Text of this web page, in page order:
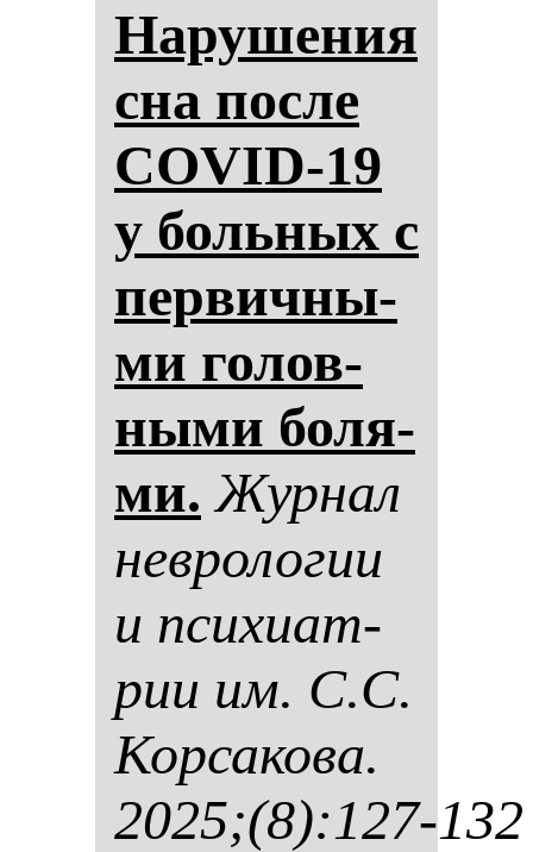
На­ру­ше­ния
сна пос­ле
COVID-19
у боль­ных с
пер­вич­ны­
ми го­лов­
ны­ми бо­ля­
ми. Жур­нал
нев­ро­ло­гии
и пси­хи­ат­
рии им. С.С.
Кор­са­ко­ва.
2025;(8):127-132